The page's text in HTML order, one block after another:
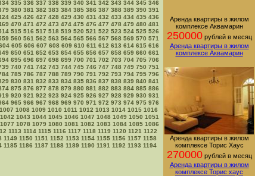
335 336 337 338 339 340 341 342 343 344 345 346
380 381 382 383 384 385 386 387 388 389 390 391
425 426 427 428 429 430 431 432 433 434 435 436
470 471 472 473 474 475 476 477 478 479 480 481
515 516 517 518 519 520 521 522 523 524 525 526
560 561 562 563 564 565 566 567 568 569 570 571
605 606 607 608 609 610 611 612 613 614 615 616
650 651 652 653 654 655 656 657 658 659 660 661
695 696 697 698 699 700 701 702 703 704 705 706
740 741 742 743 744 745 746 747 748 749 750 751
785 786 787 788 789 790 791 792 793 794 795 796
830 831 832 833 834 835 836 837 838 839 840 841
875 876 877 878 879 880 881 882 883 884 885 886
920 921 922 923 924 925 926 927 928 929 930 931
965 966 967 968 969 970 971 972 973 974 975 976
1007 1008 1009 1010 1011 1012 1013 1014 1015 1016
1042 1043 1044 1045 1046 1047 1048 1049 1050 1051
1077 1078 1079 1080 1081 1082 1083 1084 1085 1086
1113 1114 1115 1116 1117 1118 1119 1120 1121 1122
1149 1150 1151 1152 1153 1154 1155 1156 1157 1158
1185 1186 1187 1188 1189 1190 1191 1192 1193 1194
Аренда квартиры в жилом
комплексе Аквамарин
250000рублей в месяц
Аренда квартиры в жилом
комплексе Аквамарин
Аренда квартиры в жилом
комплексе Торис Хаус
270000рублей в месяц
Аренда квартиры в жилом
комплексе Торис хаус